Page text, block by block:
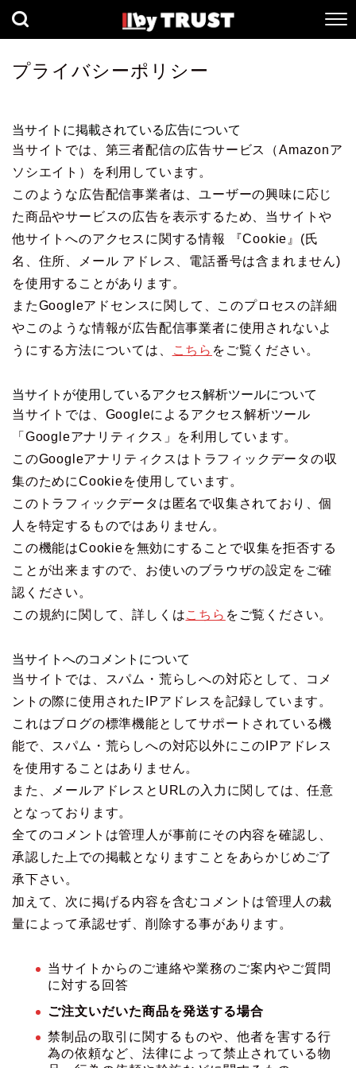
プライバシーポリシー
当サイトに掲載されている広告について
当サイトでは、第三者配信の広告サービス（Amazonア
ソシエイト）を利用しています。
このような広告配信事業者は、ユーザーの興味に応じ
た商品やサービスの広告を表示するため、当サイトや
他サイトへのアクセスに関する情報 『Cookie』(氏
名、住所、メール アドレス、電話番号は含まれません)
を使用することがあります。
またGoogleアドセンスに関して、このプロセスの詳細
やこのような情報が広告配信事業者に使用されないよ
うにする方法については、
こちら をご覧ください。
当サイトが使用しているアクセス解析ツールについて
当サイトでは、Googleによるアクセス解析ツール
「Googleアナリティクス」を利用しています。
このGoogleアナリティクスはトラフィックデータの収
集のためにCookieを使用しています。
このトラフィックデータは匿名で収集されており、個
人を特定するものではありません。
この機能はCookieを無効にすることで収集を拒否する
ことが出来ますので、お使いのブラウザの設定をご確
認ください。
この規約に関して、詳しくはこちら をご覧ください。
当サイトへのコメントについて
当サイトでは、スパム・荒らしへの対応として、コメ
ントの際に使用されたIPアドレスを記録しています。
これはブログの標準機能としてサポートされている機
能で、スパム・荒らしへの対応以外にこのIPアドレス
を使用することはありません。
また、メールアドレスとURLの入力に関しては、任意
となっております。
全てのコメントは管理人が事前にその内容を確認し、
承認した上での掲載となりますことをあらかじめご了
承下さい。
加えて、次に掲げる内容を含むコメントは管理人の裁
量によって承認せず、削除する事があります。
当サイトからのご連絡や業務のご案内やご質問
に対する回答
ご注文いだいた商品を発送する場合
禁制品の取引に関するものや、他者を害する行
為の依頼など、法律によって禁止されている物